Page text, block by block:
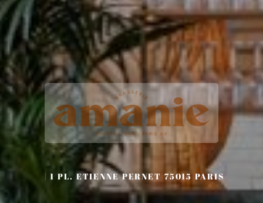
1 PL. ETIENNE PERNET 75015 PARIS